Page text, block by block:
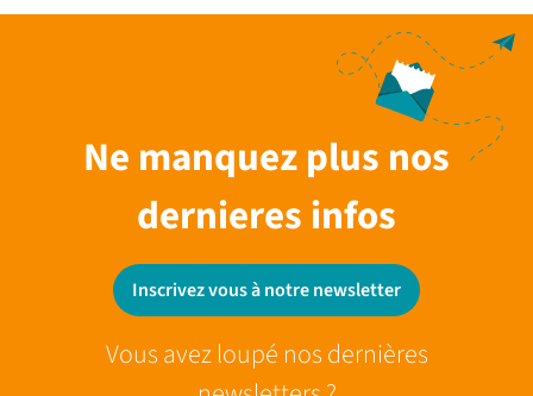
Ne manquez plus nos
dernieres infos
Inscrivez vous à notre newsletter
Vous avez loupé nos dernières